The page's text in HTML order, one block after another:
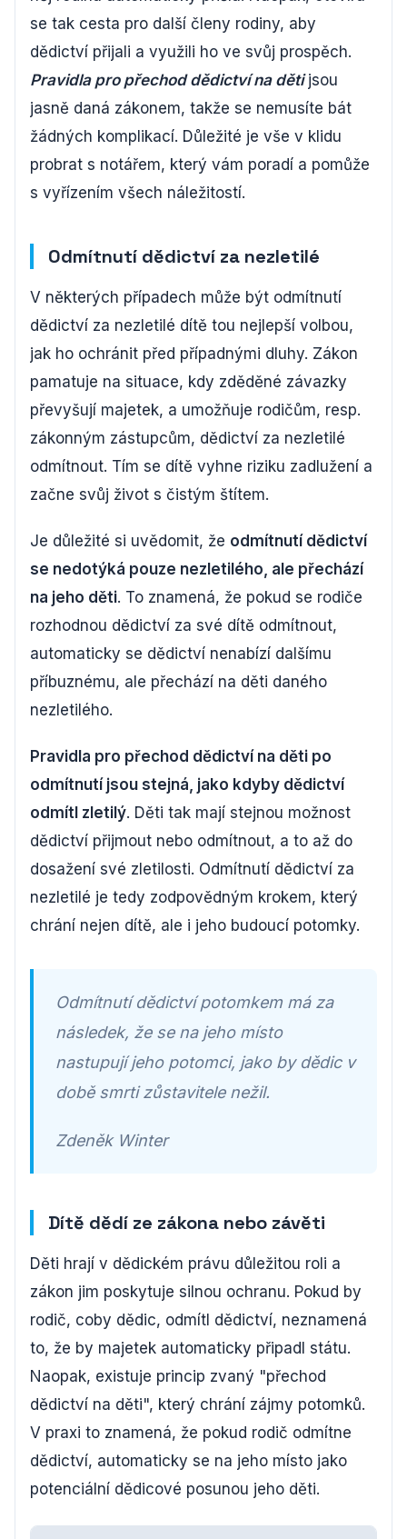
se tak cesta pro další členy rodiny, aby
dědictví přijali a využili ho ve svůj prospěch.
Pravidla pro přechod dědictví na dětijsou
jasně daná zákonem, takže se nemusíte bát
žádných komplikací. Důležité je vše v klidu
probrat s notářem, který vám poradí a pomůže
s vyřízením všech náležitostí.
Odmítnutí dědictví za nezletilé
V některých případech může být odmítnutí
dědictví za nezletilé dítě tou nejlepší volbou,
jak ho ochránit před případnými dluhy. Zákon
pamatuje na situace, kdy zděděné závazky
převyšují majetek, a umožňuje rodičům, resp.
zákonným zástupcům, dědictví za nezletilé
odmítnout. Tím se dítě vyhne riziku zadlužení a
začne svůj život s čistým štítem.
Je důležité si uvědomit, že odmítnutí dědictví
se nedotýká pouze nezletilého, ale přechází
na jeho děti. To znamená, že pokud se rodiče
rozhodnou dědictví za své dítě odmítnout,
automaticky se dědictví nenabízí dalšímu
příbuznému, ale přechází na děti daného
nezletilého.
Pravidla pro přechod dědictví na děti po
odmítnutí jsou stejná, jako kdyby dědictví
odmítl zletilý. Děti tak mají stejnou možnost
dědictví přijmout nebo odmítnout, a to až do
dosažení své zletilosti. Odmítnutí dědictví za
nezletilé je tedy zodpovědným krokem, který
chrání nejen dítě, ale i jeho budoucí potomky.
Odmítnutí dědictví potomkem má za
následek, že se na jeho místo
nastupují jeho potomci, jako by dědic v
době smrti zůstavitele nežil.
Zdeněk Winter
Dítě dědí ze zákona nebo závěti
Děti hrají v dědickém právu důležitou roli a
zákon jim poskytuje silnou ochranu. Pokud by
rodič, coby dědic, odmítl dědictví, neznamená
to, že by majetek automaticky připadl státu.
Naopak, existuje princip zvaný "přechod
dědictví na děti", který chrání zájmy potomků.
V praxi to znamená, že pokud rodič odmítne
dědictví, automaticky se na jeho místo jako
potenciální dědicové posunou jeho děti.